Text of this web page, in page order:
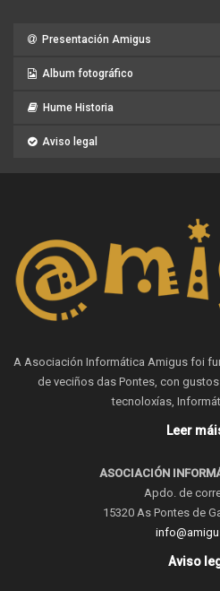
Presentación Amigus
Album fotográfico
Hume Historia
Aviso legal
A Asociación Informática Amigus foi
de veciños das Pontes, con
tecnoloxías,
Leer
ASOCIACIÓN
Apdo. de
15320 As Pontes de
Aviso